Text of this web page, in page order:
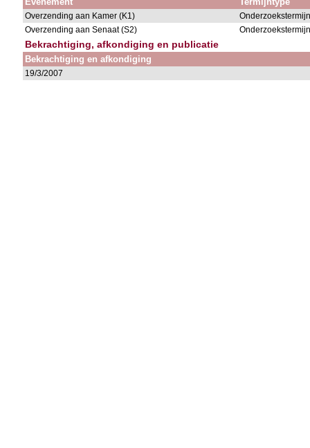
Overzending aan Kamer (K1)
Overzending aan Senaat (S2)
Bekrachtiging, afkondiging en publicatie
Bekrachtiging en afkondiging
19/3/2007